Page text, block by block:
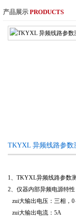
产品展示 PRODUCTS
TKYXL 异频线路参数
1、TKYXL异频线路参数
2、仪器内部异频电源特性
zui大输出电压：三相， 0
zui大输出电流： 5A